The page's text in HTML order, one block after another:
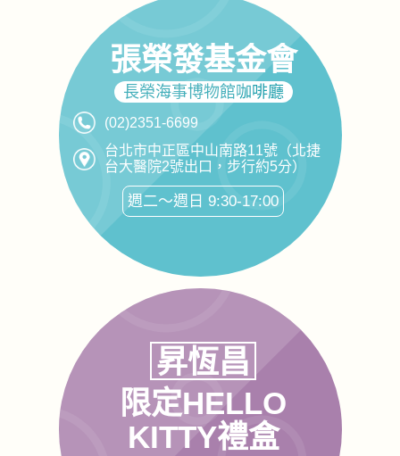
張榮發基金會
長榮海事博物館咖啡廳
(02)2351-6699
台北市中正區中山南路11號（北捷
台大醫院2號出口，步行約5分）
週二～週日 9:30-17:00
昇恆昌
限定HELLO
KITTY禮盒